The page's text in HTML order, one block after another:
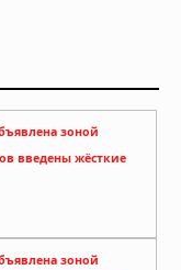
зоной
введены жёсткие
зоной